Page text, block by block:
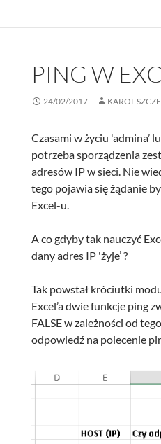
PING W
24/02/2017 KAROL
Czasami w życiu 'admina’
potrzeba sporządzenia
adresów IP w sieci. Nie
tego pojawia się żądanie
Excel-u.
A co gdyby tak nauczyć
dany adres IP 'żyje’ ?
Tak powstał króciutki
Excel’a dwie funkcje ping
FALSE w zależności od
odpowiedź na polecenie